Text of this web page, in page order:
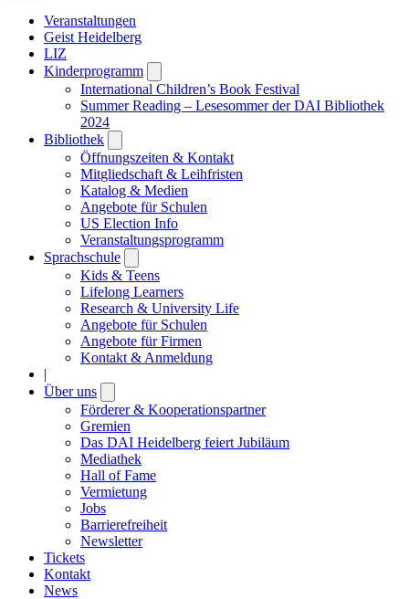
Veranstaltungen
Geist Heidelberg
LIZ
Kinderprogramm
submenu
International Children’s Book Festival
Summer Reading – Lesesommer der DAI Bibliothek
2024
Bibliothek
submenu
Öffnungszeiten & Kontakt
Mitgliedschaft & Leihfristen
Katalog & Medien
Angebote für Schulen
US Election Info
Veranstaltungsprogramm
Sprachschule
submenu
Kids & Teens
Lifelong Learners
Research & University Life
Angebote für Schulen
Angebote für Firmen
Kontakt & Anmeldung
|
Über uns
submenu
Förderer & Kooperationspartner
Gremien
Das DAI Heidelberg feiert Jubiläum
Mediathek
Hall of Fame
Vermietung
Jobs
Barrierefreiheit
Newsletter
Tickets
Kontakt
News